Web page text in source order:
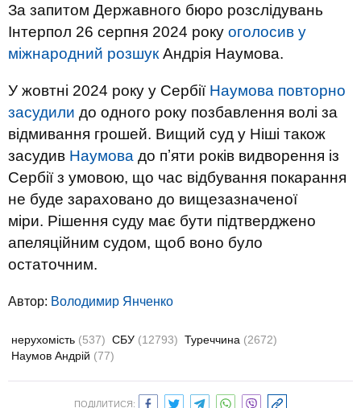
За запитом Державного бюро розслідувань
Інтерпол 26 серпня 2024 року оголосив у
міжнародний розшук Андрія Наумова.
У жовтні 2024 року у Сербії Наумова повторно
засудили до одного року позбавлення волі за
відмивання грошей. Вищий суд у Ніші також
засудив Наумова до пʼяти років видворення із
Сербії з умовою, що час відбування покарання
не буде зараховано до вищезазначеної
міри. Рішення суду має бути підтверджено
апеляційним судом, щоб воно було
остаточним.
Автор: Володимир Янченко
нерухомість (537) СБУ (12793) Туреччина (2672)
Наумов Андрій (77)
ПОДІЛИТИСЯ: